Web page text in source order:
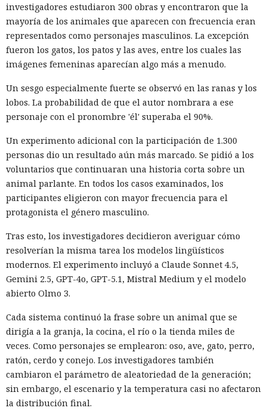
investigadores estudiaron 300 obras y encontraron que la
mayoría de los animales que aparecen con frecuencia eran
representados como personajes masculinos. La excepción
fueron los gatos, los patos y las aves, entre los cuales las
imágenes femeninas aparecían algo más a menudo.
Un sesgo especialmente fuerte se observó en las ranas y los
lobos. La probabilidad de que el autor nombrara a ese
personaje con el pronombre 'él' superaba el 90%.
Un experimento adicional con la participación de 1.300
personas dio un resultado aún más marcado. Se pidió a los
voluntarios que continuaran una historia corta sobre un
animal parlante. En todos los casos examinados, los
participantes eligieron con mayor frecuencia para el
protagonista el género masculino.
Tras esto, los investigadores decidieron averiguar cómo
resolverían la misma tarea los modelos lingüísticos
modernos. El experimento incluyó a Claude Sonnet 4.5,
Gemini 2.5, GPT-4o, GPT-5.1, Mistral Medium y el modelo
abierto Olmo 3.
Cada sistema continuó la frase sobre un animal que se
dirigía a la granja, la cocina, el río o la tienda miles de
veces. Como personajes se emplearon: oso, ave, gato, perro,
ratón, cerdo y conejo. Los investigadores también
cambiaron el parámetro de aleatoriedad de la generación;
sin embargo, el escenario y la temperatura casi no afectaron
la distribución final.